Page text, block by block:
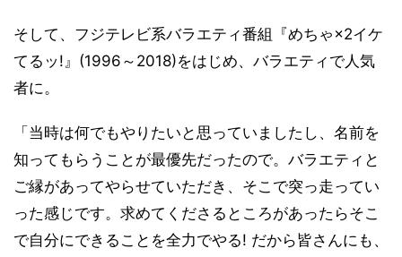
そして、フジテレビ系バラエティ番組『めちゃ×2イケ
てるッ!』(1996～2018)をはじめ、バラエティで人気
者に。
「当時は何でもやりたいと思っていましたし、名前を
知ってもらうことが最優先だったので。バラエティと
ご縁があってやらせていただき、そこで突っ走ってい
った感じです。求めてくださるところがあったらそこ
で自分にできることを全力でやる! だから皆さんにも、